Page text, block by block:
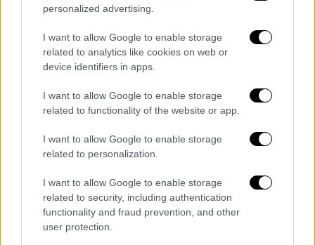
personalized advertising.
I want to allow Google to enable storage
related to analytics like cookies on web or
device identifiers in apps.
I want to allow Google to enable storage
related to functionality of the website or app.
I want to allow Google to enable storage
related to personalization.
I want to allow Google to enable storage
related to security, including authentication
functionality and fraud prevention, and other
user protection.
Κόσμος|18.10.2024 22:30
Στην Αυστραλία ο βασιλιάς Κάρολος: Η
πρώτη μεγάλη περιοδεία του από την
ανακοίνωση ότι πάσχει από καρκίνο